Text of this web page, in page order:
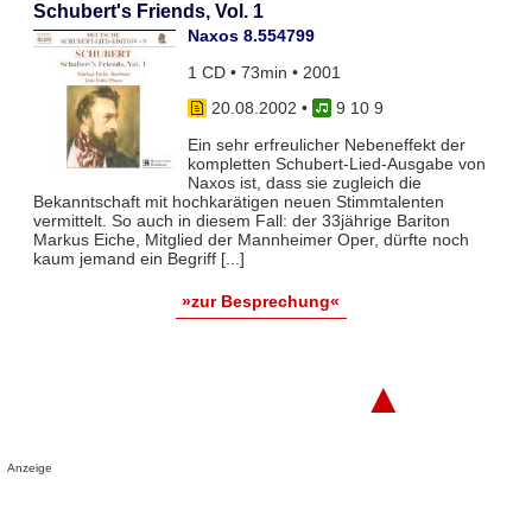
Schubert's Friends, Vol. 1
Naxos 8.554799
1 CD • 73min • 2001
20.08.2002 •
9 10 9
Ein sehr erfreulicher Nebeneffekt der
kompletten Schubert-Lied-Ausgabe von
Naxos ist, dass sie zugleich die
Bekanntschaft mit hochkarätigen neuen Stimmtalenten
vermittelt. So auch in diesem Fall: der 33jährige Bariton
Markus Eiche, Mitglied der Mannheimer Oper, dürfte noch
kaum jemand ein Begriff [...]
»zur Besprechung«
▲
Anzeige